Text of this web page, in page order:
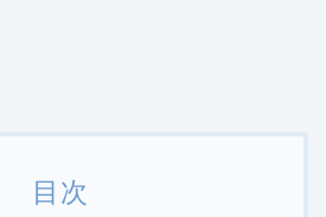
目次